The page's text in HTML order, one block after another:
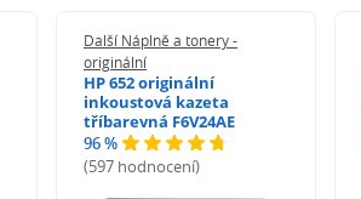
Další Náplně a tonery -
originální
HP 652 originální
inkoustová kazeta
tříbarevná F6V24AE
96 %
(597 hodnocení)